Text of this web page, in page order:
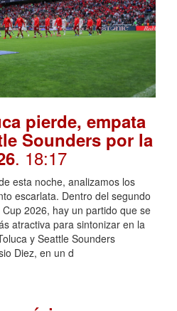
pierde, empata
Sounders por la
. 18:17
esta noche, analizamos los
escarlata. Dentro del segundo
2026, hay un partido que se
atractiva para sintonizar en la
y Seattle Sounders
Diez, en un d